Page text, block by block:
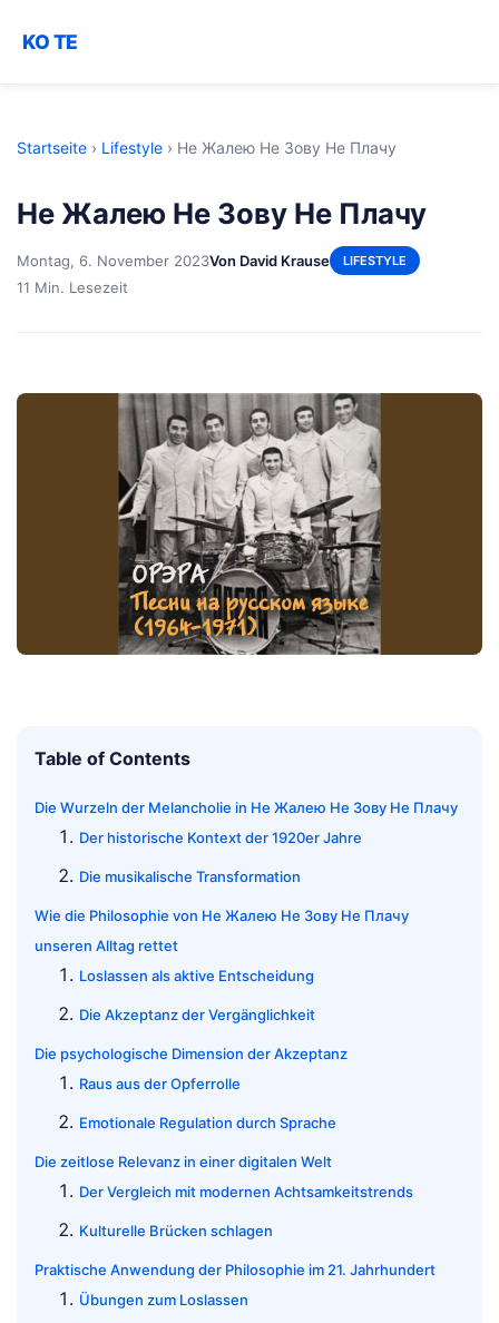
KO TE
Startseite › Lifestyle › Не Жалею Не Зову Не Плачу
Не Жалею Не Зову Не Плачу
Montag, 6. November 2023Von David Krause LIFESTYLE
11 Min. Lesezeit
Table of Contents
Die Wurzeln der Melancholie in Не Жалею Не Зову Не Плачу
Der historische Kontext der 1920er Jahre
Die musikalische Transformation
Wie die Philosophie von Не Жалею Не Зову Не Плачу
unseren Alltag rettet
Loslassen als aktive Entscheidung
Die Akzeptanz der Vergänglichkeit
Die psychologische Dimension der Akzeptanz
Raus aus der Opferrolle
Emotionale Regulation durch Sprache
Die zeitlose Relevanz in einer digitalen Welt
Der Vergleich mit modernen Achtsamkeitstrends
Kulturelle Brücken schlagen
Praktische Anwendung der Philosophie im 21. Jahrhundert
Übungen zum Loslassen